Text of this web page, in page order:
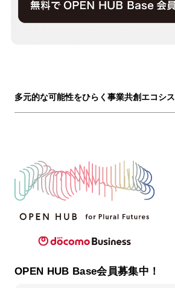
多元的な可能性をひらく事業共創エコシ
OPEN HUB Base会員募集中！